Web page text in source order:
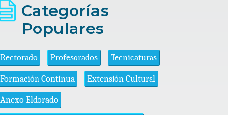
Categorías
Populares
Rectorado Profesorados Tecnicaturas
Formación Continua Extensión Cultural
Anexo Eldorado